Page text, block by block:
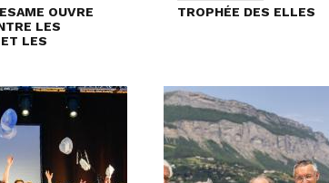
OUVRE
LES
LES
TROPHÉE DES ELLES